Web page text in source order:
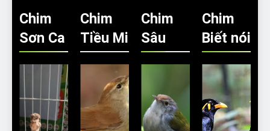
Chim
Sơn Ca
Chim
Tiều Mi
Chim
Sâu
Chim
Biết nói